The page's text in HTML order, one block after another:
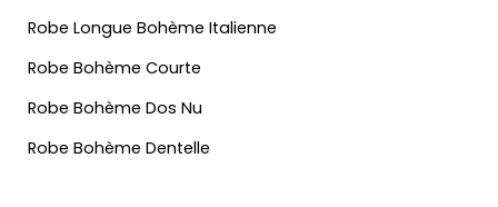
Robe Longue Bohème Italienne
Robe Bohème Courte
Robe Bohème Dos Nu
Robe Bohème Dentelle